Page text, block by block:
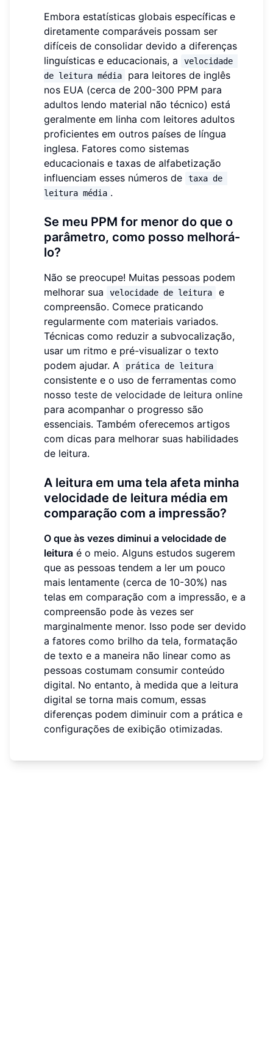
Embora estatísticas globais específicas e
diretamente comparáveis ​​possam ser
difíceis de consolidar devido a diferenças
linguísticas e educacionais, a
velocidade
de leitura média
para leitores de inglês
nos EUA (cerca de 200-300 PPM para
adultos lendo material não técnico) está
geralmente em linha com leitores adultos
proficientes em outros países de língua
inglesa. Fatores como sistemas
educacionais e taxas de alfabetização
influenciam esses números de
taxa de
leitura média .
Se meu PPM for menor do que o
parâmetro, como posso melhorá-
lo?
Não se preocupe! Muitas pessoas podem
melhorar sua
velocidade de leitura
e
compreensão. Comece praticando
regularmente com materiais variados.
Técnicas como reduzir a subvocalização,
usar um ritmo e pré-visualizar o texto
podem ajudar. A
prática de leitura
consistente e o uso de ferramentas como
nosso teste de velocidade de leitura online
para acompanhar o progresso são
essenciais. Também oferecemos artigos
com dicas para melhorar suas habilidades
de leitura.
A leitura em uma tela afeta minha
velocidade de leitura média em
comparação com a impressão?
O que às vezes diminui a velocidade de
leitura é o meio. Alguns estudos sugerem
que as pessoas tendem a ler um pouco
mais lentamente (cerca de 10-30%) nas
telas em comparação com a impressão, e a
compreensão pode às vezes ser
marginalmente menor. Isso pode ser devido
a fatores como brilho da tela, formatação
de texto e a maneira não linear como as
pessoas costumam consumir conteúdo
digital. No entanto, à medida que a leitura
digital se torna mais comum, essas
diferenças podem diminuir com a prática e
configurações de exibição otimizadas.